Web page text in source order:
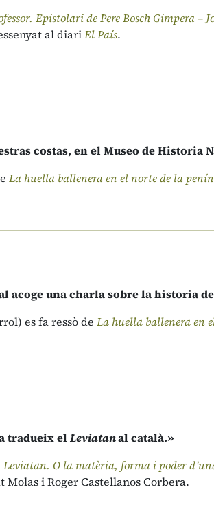
Epistolari de Pere Bosch Gimpera –
al diariEl País.
costas, en el Museo de Historia
La huella ballenera en el norte de la
acoge una charla sobre la historia
es fa ressò de La huella ballenera en
tradueix el Leviatanal català.»
Leviatan. O la matèria, forma i poder
i Roger Castellanos Corbera.